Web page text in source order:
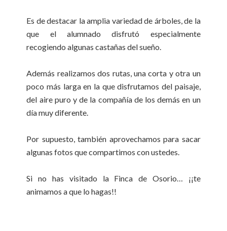
Es de destacar la amplia variedad de árboles, de la
que el alumnado disfrutó especialmente
recogiendo algunas castañas del sueño.
Además realizamos dos rutas, una corta y otra un
poco más larga en la que disfrutamos del paisaje,
del aire puro y de la compañía de los demás en un
día muy diferente.
Por supuesto, también aprovechamos para sacar
algunas fotos que compartimos con ustedes.
Si no has visitado la Finca de Osorio… ¡¡te
animamos a que lo hagas!!